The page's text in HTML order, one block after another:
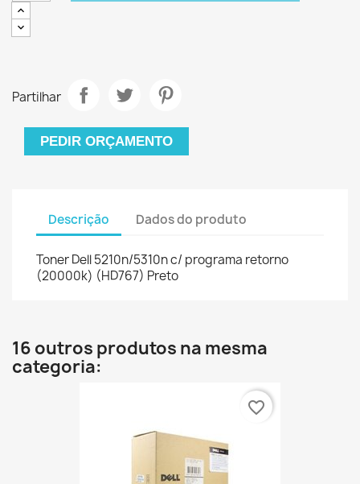
Partilhar
PEDIR ORÇAMENTO
Descrição Dados do produto
Toner Dell 5210n/5310n c/ programa retorno
(20000k) (HD767) Preto
16 outros produtos na mesma
categoria:
favorite_border